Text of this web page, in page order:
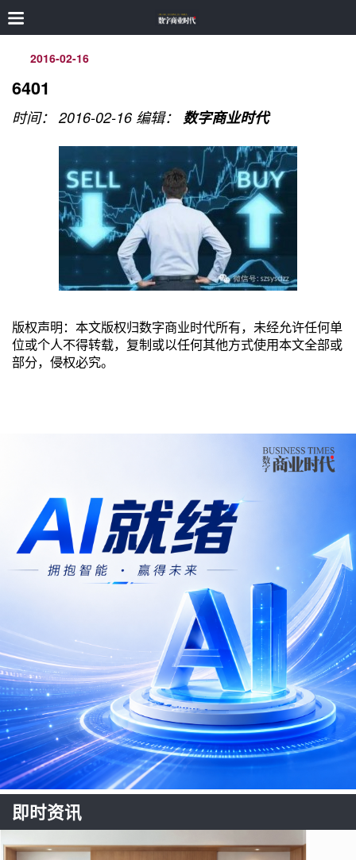
2016-02-16
6401
时间： 2016-02-16 编辑： 数字商业时代
版权声明：本文版权归数字商业时代所有，未经允许任何单
位或个人不得转载，复制或以任何其他方式使用本文全部或
部分，侵权必究。
即时资讯